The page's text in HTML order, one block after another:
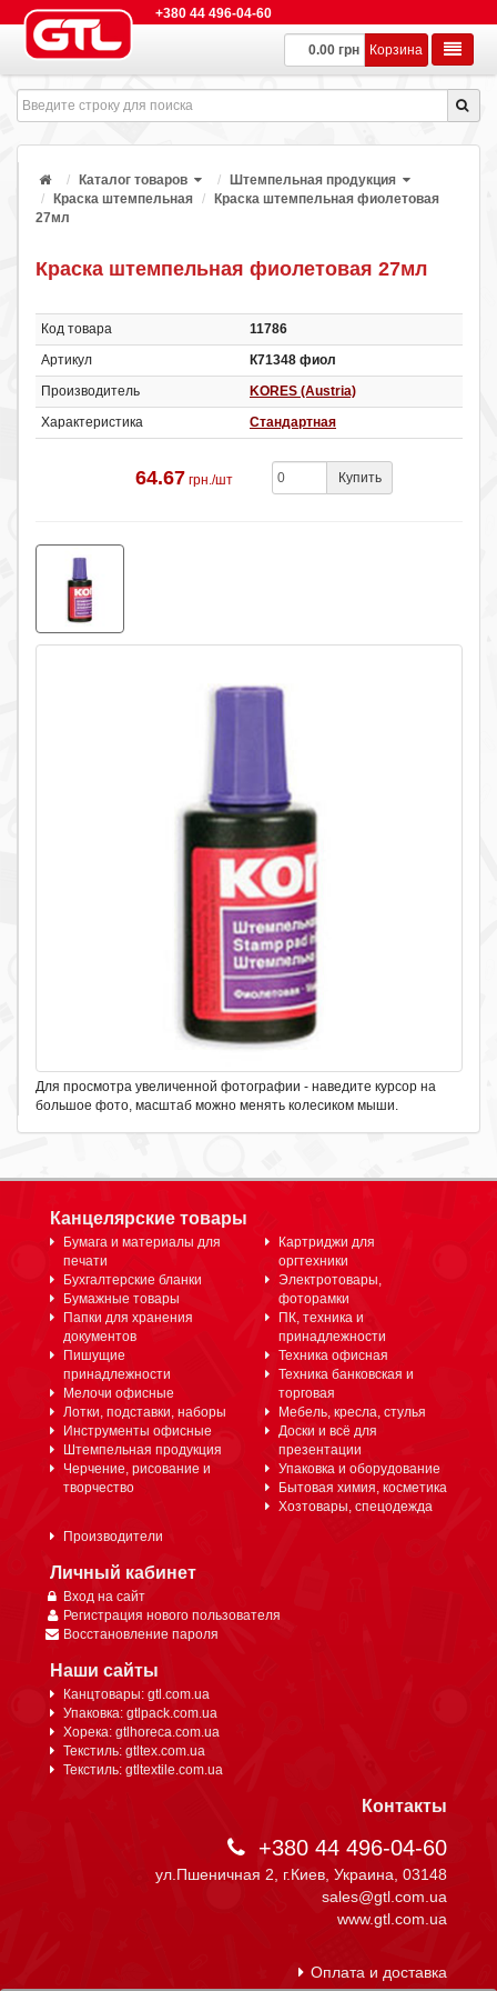
+380 44 496-04-60
0.00 грн Корзина
Каталог товаров
Штемпельная продукция
Краска штемпельная
Краска штемпельная фиолетовая
27мл
Краска штемпельная фиолетовая 27мл
Код товара
11786
Артикул
К71348 фиол
Производитель
KORES (Austria)
Характеристика
Стандартная
64.67 грн./шт Купить
Для просмотра увеличенной фотографии - наведите курсор на
большое фото, масштаб можно менять колесиком мыши.
Канцелярские товары
Бумага и материалы для
печати
Бухгалтерские бланки
Бумажные товары
Папки для хранения
документов
Пишущие
принадлежности
Мелочи офисные
Лотки, подставки, наборы
Инструменты офисные
Штемпельная продукция
Черчение, рисование и
творчество
Картриджи для
оргтехники
Электротовары,
фоторамки
ПК, техника и
принадлежности
Техника офисная
Техника банковская и
торговая
Мебель, кресла, стулья
Доски и всё для
презентации
Упаковка и оборудование
Бытовая химия, косметика
Хозтовары, спецодежда
Производители
Личный кабинет
Вход на сайт
Регистрация нового пользователя
Восстановление пароля
Наши сайты
Канцтовары: gtl.com.ua
Упаковка: gtlpack.com.ua
Хорека: gtlhoreca.com.ua
Текстиль: gtltex.com.ua
Текстиль: gtltextile.com.ua
Контакты
+380 44 496-04-60
ул.Пшеничная 2, г.Киев, Украина, 03148
sales@gtl.com.ua
www.gtl.com.ua
Оплата и доставка